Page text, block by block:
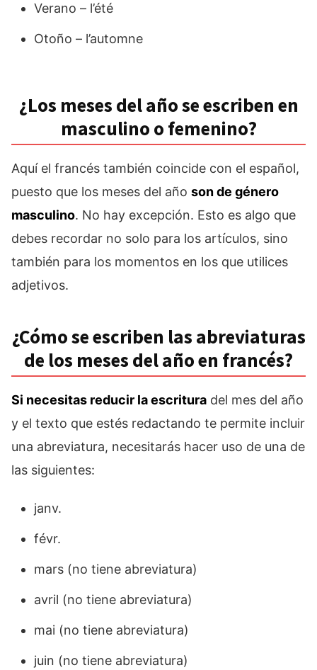
Verano – l’été
Otoño – l’automne
¿Los meses del año se escriben en
masculino o femenino?
Aquí el francés también coincide con el español,
puesto que los meses del año son de género
masculino. No hay excepción. Esto es algo que
debes recordar no solo para los artículos, sino
también para los momentos en los que utilices
adjetivos.
¿Cómo se escriben las abreviaturas
de los meses del año en francés?
Si necesitas reducir la escritura del mes del año
y el texto que estés redactando te permite incluir
una abreviatura, necesitarás hacer uso de una de
las siguientes:
janv.
févr.
mars (no tiene abreviatura)
avril (no tiene abreviatura)
mai (no tiene abreviatura)
juin (no tiene abreviatura)